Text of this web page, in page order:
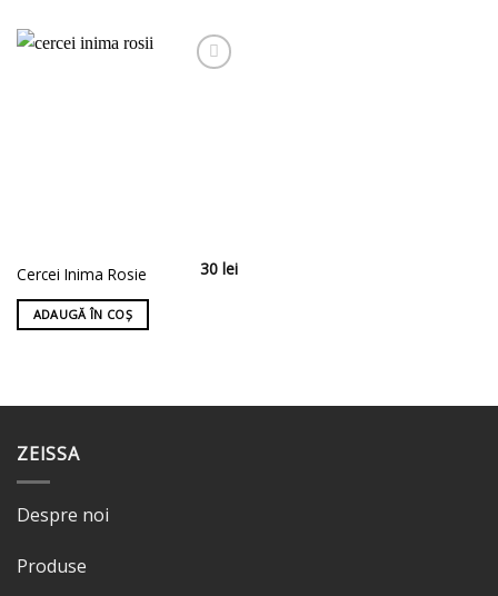
Cercei Inima Rosie 30lei
ADAUGĂ ÎN COȘ
ZEISSA
Despre noi
Produse